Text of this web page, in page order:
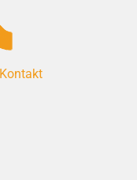
Kontakt